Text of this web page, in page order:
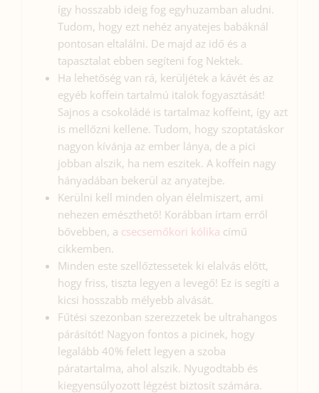
így hosszabb ideig fog egyhuzamban aludni.
Tudom, hogy ezt nehéz anyatejes babáknál
pontosan eltalálni. De majd az idő és a
tapasztalat ebben segíteni fog Nektek.
Ha lehetőség van rá, kerüljétek a kávét és az
egyéb koffein tartalmú italok fogyasztását!
Sajnos a csokoládé is tartalmaz koffeint, így azt
is mellőzni kellene. Tudom, hogy szoptatáskor
nagyon kívánja az ember lánya, de a pici
jobban alszik, ha nem eszitek. A koffein nagy
hányadában bekerül az anyatejbe.
Kerülni kell minden olyan élelmiszert, ami
nehezen emészthető! Korábban írtam erről
bővebben, a csecsemőkori kólika című
cikkemben.
Minden este szellőztessetek ki elalvás előtt,
hogy friss, tiszta legyen a levegő! Ez is segíti a
kicsi hosszabb mélyebb alvását.
Fűtési szezonban szerezzetek be ultrahangos
párásítót! Nagyon fontos a picinek, hogy
legalább 40% felett legyen a szoba
páratartalma, ahol alszik. Nyugodtabb és
kiegyensúlyozott légzést biztosít számára.